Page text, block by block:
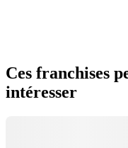
Ces franchises
intéresser